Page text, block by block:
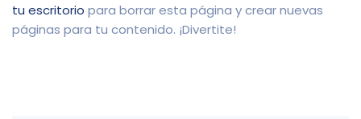
tu escritorio para borrar esta página y crear nuevas
páginas para tu contenido. ¡Divertite!